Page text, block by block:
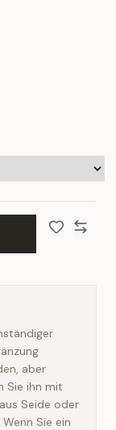
aber
Sie ihn mit
Seide oder
Sie ein